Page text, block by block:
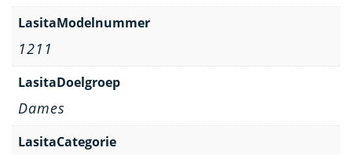
LasitaModelnummer
1211
LasitaDoelgroep
Dames
LasitaCategorie